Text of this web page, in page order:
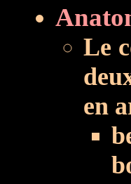
Le
en